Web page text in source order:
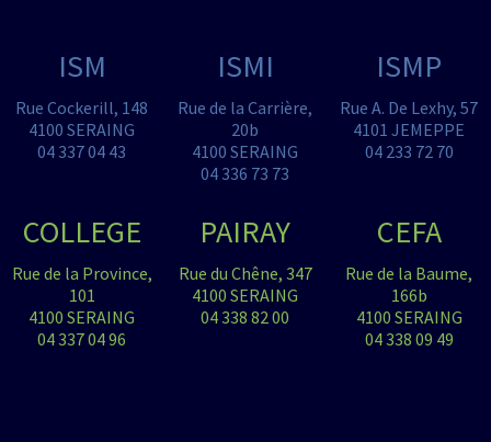
ISM
Rue Cockerill, 148
4100 SERAING
04 337 04 43
ISMI
Rue de la Carrière,
20b
4100 SERAING
04 336 73 73
ISMP
Rue A. De Lexhy, 57
4101 JEMEPPE
04 233 72 70
COLLEGE
Rue de la Province,
101
4100 SERAING
04 337 04 96
PAIRAY
Rue du Chêne, 347
4100 SERAING
04 338 82 00
CEFA
Rue de la Baume,
166b
4100 SERAING
04 338 09 49